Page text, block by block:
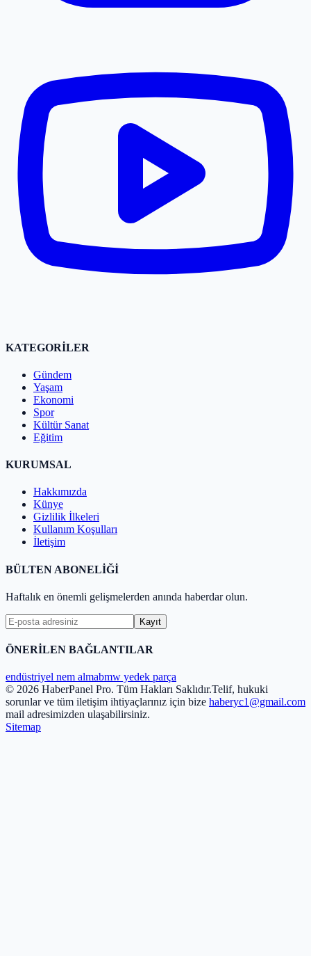
KATEGORİLER
Gündem
Yaşam
Ekonomi
Spor
Kültür Sanat
Eğitim
KURUMSAL
Hakkımızda
Künye
Gizlilik İlkeleri
Kullanım Koşulları
İletişim
BÜLTEN ABONELİĞİ
Haftalık en önemli gelişmelerden anında haberdar olun.
Kayıt
ÖNERİLEN BAĞLANTILAR
endüstriyel nem almabmw yedek parça
© 2026 HaberPanel Pro. Tüm Hakları Saklıdır.Telif, hukuki
sorunlar ve tüm iletişim ihtiyaçlarınız için bize haberyc1@gmail.com
mail adresimizden ulaşabilirsiniz.
Sitemap